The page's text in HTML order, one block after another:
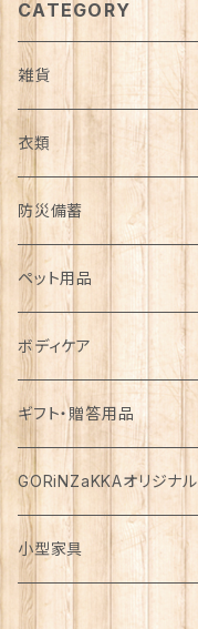
CATEGORY
雑貨
日用品雑貨
インテリア
カゴ・バスケット
エコバッグ
お風呂・ランドリー
タオル
服飾雑貨
帽子
アクセサリー
マフラー・ストール
ブランケット
バッグ
カゴバッグ
キッチン雑貨
食器
お箸
ストロー
ポット・急須
ガーデン雑貨
ジョウロ
鉢
支柱
ステーショナリー
紙類
ノート
カード
ミニチュア
アウトドア
手芸用品
衣類
アウター
コート
ダウン
ジャケット
パーカー・ウィンドブレーカー
カーディガン
ベスト
トップス
長袖
半袖
ニット
タンクトップ
ボトムス
スカート
キュロット
ワイドパンツ
パンツ
ワンピース・チュニック
ルームウェア・パジャマ
アンダーウェア
レッグウェア
防災備蓄
防災用品
下着
食器・カトラリー
ブランケット・寝具
食料
パックご飯
お餅
穀物
飲料
水・炭酸水
ジュース
コーヒー
ペーパー類
トイレットペーパー
ティッシュペーパー
ライト
ろうそく
ペット用品
ドライフード
犬用
猫用
ウェットフード
無添加・手作り（犬用）
猫用
缶詰
犬用
猫用
レトルト食品
犬用
おやつ
ボディケア
基礎化粧品
化粧水
乳液
医薬部外品
メイク用品
ボディーソープ
ヘアケア
ギフト・贈答用品
食品・飲料
食器類
タオル
GORiNZaKKAオリジナル
アパレル
Tシャツ
アクセサリー
小型家具
スツール